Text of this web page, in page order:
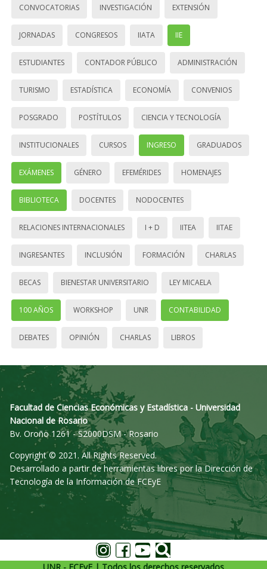
CONVOCATORIAS INVESTIGACIÓN EXTENSIÓN
JORNADAS CONGRESOS IIATA IIE
ESTUDIANTES CONTADOR PÚBLICO ADMINISTRACIÓN
TURISMO ESTADÍSTICA ECONOMÍA CONVENIOS
POSGRADO POSTÍTULOS CIENCIA Y TECNOLOGÍA
INSTITUCIONALES CURSOS INGRESO GRADUADOS
EXÁMENES GÉNERO EFEMÉRIDES HOMENAJES
BIBLIOTECA DOCENTES NODOCENTES
RELACIONES INTERNACIONALES I + D IITEA IITAE
INGRESANTES INCLUSIÓN FORMACIÓN CHARLAS
BECAS BIENESTAR UNIVERSITARIO LEY MICAELA
100 AÑOS WORKSHOP UNR CONTABILIDAD
DEBATES OPINIÓN CHARLAS LIBROS
Facultad de Ciencias Económicas y Estadística - Universidad
Nacional de Rosario
Bv. Oroño 1261 - S2000DSM - Rosario
Copyright © 2021. All Rights Reserved.
Desarrollado a partir de herramientas libres por la Dirección de
Tecnología de la Información de FCEyE